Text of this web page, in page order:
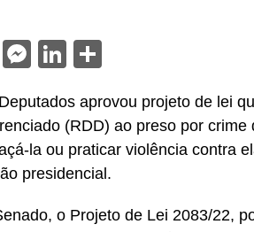
TwitterMessenger
LinkedIn
aprovou projeto de lei
(RDD) ao preso por
la ou praticar violência contra
presidencial.
o Projeto de Lei 2083/22,